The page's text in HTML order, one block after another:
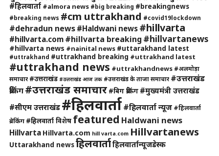
#हिलवार्ता #almora news #big breaking #breakingnews
#breaking news #cm uttrakhand #covid19lockdown
#dehradun news #Haldwani news #hillvarta
#hillvarta.com #hillvarta breaking #hillvartanews
#hillvarta news #nainital news #uttarakhand latest
#uttrakhand #uttrakhand breaking #uttrakhand latest
#uttrakhand news #uttrakhandnews #अलमोड़ा
समाचार #उत्तराखंड #उत्तराखंड आज तक #उत्तराखंड के ताजा समाचार #उत्तराखंड
ब्रेकिंग#उत्तराखंड समाचार #बिग ब्रेकिंग #मुख्यमंत्री उत्तराखंड
#सीएम उत्तराखंड #हिलवार्ता#हिलवार्ता न्यूज #हिलवार्ता
ब्रेकिंग #हिलवार्ता विशेष featured Haldwani news
Hillvarta Hillvarta.com hill varta.com Hillvartanews
Uttarakhand newsहिलवार्ताहिलवार्तान्यूजडेस्क